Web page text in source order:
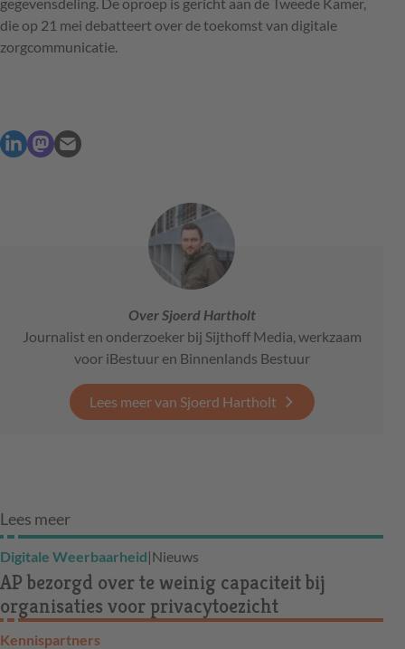
die op 21 mei debatteert over de toekomst van digitale
zorgcommunicatie.
Over Sjoerd Hartholt
Journalist en onderzoeker bij Sijthoff Media, werkzaam
voor iBestuur en Binnenlands Bestuur
Lees meer van Sjoerd Hartholt
Lees meer
Digitale Weerbaarheid|Nieuws
AP bezorgd over te weinig capaciteit bij
organisaties voor privacytoezicht
Kennispartners